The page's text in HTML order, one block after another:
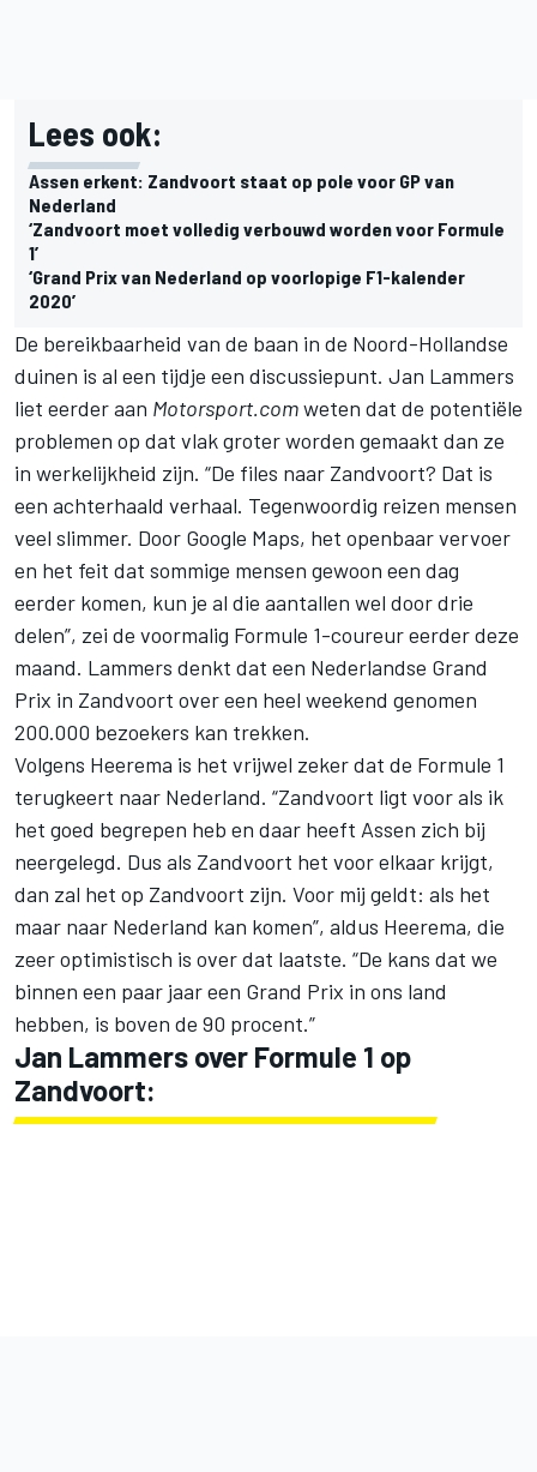
Lees ook:
Assen erkent: Zandvoort staat op pole voor GP van
Nederland
‘Zandvoort moet volledig verbouwd worden voor Formule
1’
‘Grand Prix van Nederland op voorlopige F1-kalender
2020’
De bereikbaarheid van de baan in de Noord-Hollandse
duinen is al een tijdje een discussiepunt. Jan Lammers
liet eerder aan Motorsport.comweten dat de potentiële
problemen op dat vlak groter worden gemaakt dan ze
in werkelijkheid zijn. “De files naar Zandvoort? Dat is
een achterhaald verhaal. Tegenwoordig reizen mensen
veel slimmer. Door Google Maps, het openbaar vervoer
en het feit dat sommige mensen gewoon een dag
eerder komen, kun je al die aantallen wel door drie
delen”, zei de voormalig Formule 1-coureur eerder deze
maand. Lammers denkt dat een Nederlandse Grand
Prix in Zandvoort over een heel weekend genomen
200.000 bezoekers kan trekken.
Volgens Heerema is het vrijwel zeker dat de Formule 1
terugkeert naar Nederland. “Zandvoort ligt voor als ik
het goed begrepen heb en daar heeft Assen zich bij
neergelegd. Dus als Zandvoort het voor elkaar krijgt,
dan zal het op Zandvoort zijn. Voor mij geldt: als het
maar naar Nederland kan komen”, aldus Heerema, die
zeer optimistisch is over dat laatste. “De kans dat we
binnen een paar jaar een Grand Prix in ons land
hebben, is boven de 90 procent.”
Jan Lammers over Formule 1 op
Zandvoort: